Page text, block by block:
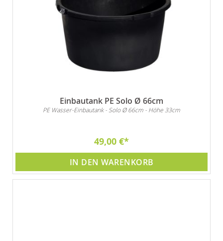
Einbautank PE Solo Ø 66cm
PE Wasser-Einbautank - Solo Ø 66cm - Höhe 33cm
49,00 €
IN DEN WARENKORB